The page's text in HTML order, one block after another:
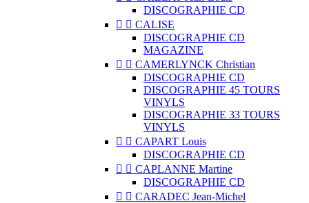
DISCOGRAPHIE CD
  CALISE
DISCOGRAPHIE CD
MAGAZINE
  CAMERLYNCK Christian
DISCOGRAPHIE CD
DISCOGRAPHIE 45 TOURS
VINYLS
DISCOGRAPHIE 33 TOURS
VINYLS
  CAPART Louis
DISCOGRAPHIE CD
  CAPLANNE Martine
DISCOGRAPHIE CD
  CARADEC Jean-Michel